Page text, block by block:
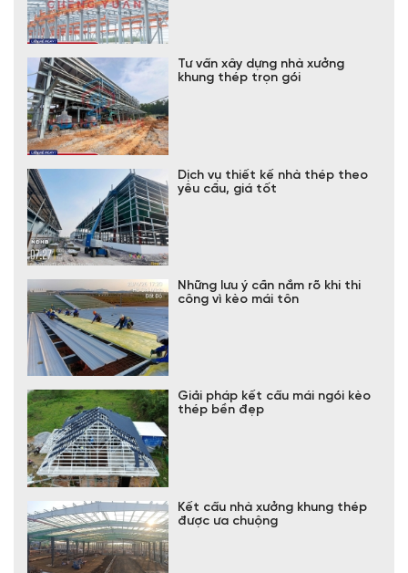
Tư vấn xây dựng nhà xưởng
khung thép trọn gói
Dịch vụ thiết kế nhà thép theo
yêu cầu, giá tốt
Những lưu ý cần nắm rõ khi thi
công vì kèo mái tôn
Giải pháp kết cấu mái ngói kèo
thép bền đẹp
Kết cấu nhà xưởng khung thép
được ưa chuộng